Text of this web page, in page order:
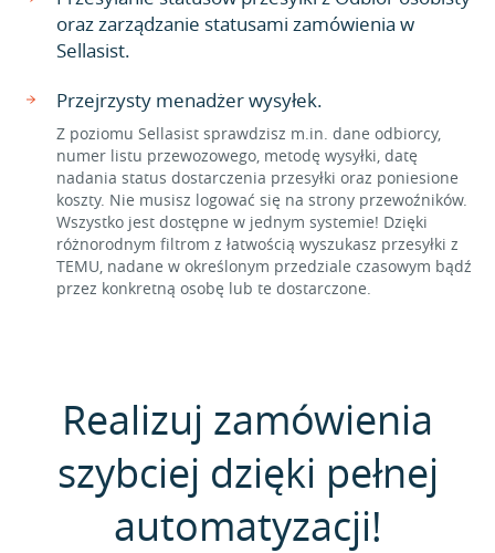
oraz zarządzanie statusami zamówienia w
Sellasist.
Przejrzysty menadżer wysyłek.
Z poziomu Sellasist sprawdzisz m.in. dane odbiorcy,
numer listu przewozowego, metodę wysyłki, datę
nadania status dostarczenia przesyłki oraz poniesione
koszty. Nie musisz logować się na strony przewoźników.
Wszystko jest dostępne w jednym systemie! Dzięki
różnorodnym filtrom z łatwością wyszukasz przesyłki z
TEMU, nadane w określonym przedziale czasowym bądź
przez konkretną osobę lub te dostarczone.
Realizuj zamówienia
szybciej dzięki pełnej
automatyzacji!